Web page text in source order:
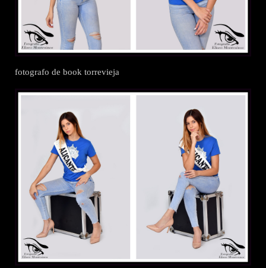
fotografo de book torrevieja